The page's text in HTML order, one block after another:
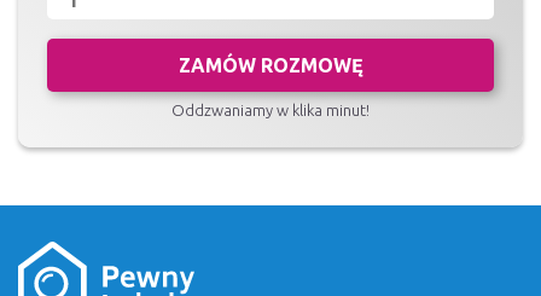
ZAMÓW ROZMOWĘ
Oddzwaniamy w klika minut!